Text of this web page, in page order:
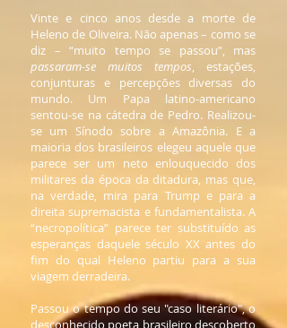
Vinte e cinco anos desde a morte de
Heleno de Oliveira. Não apenas – como se
diz – “muito tempo se passou”, mas
passaram-se muitos tempos, estações,
conjunturas e percepções diversas do
mundo. Um Papa latino-americano
sentou-se na cátedra de Pedro. Realizou-
se um Sínodo sobre a Amazônia. E a
maioria dos brasileiros elegeu aquele que
parece ser um neto enlouquecido dos
militares da época da ditadura, mas que,
na verdade, mira para Trump e para a
direita supremacista e fundamentalista. A
“necropolítica” parece ter substituído as
esperanças daquele século XX antes do
fim do qual Heleno partiu para a sua
viagem derradeira.
Passou o tempo do seu "caso literário", o
desconhecido poeta brasileiro descoberto